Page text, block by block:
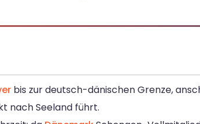
bis zur deutsch-dänischen Grenze,
nach Seeland führt.